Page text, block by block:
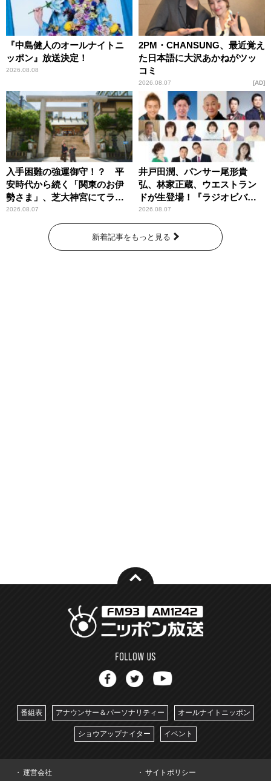
『中島健人のオールナイトニ
ッポン』放送決定！
2026.08.08
2PM・CHANSUNG、最近覚え
た日本語に大沢あかねがツッ
コミ
2026.08.07 AD
入手困難の強運御守！？ 平
安時代から続く「関東のお伊
勢さま」、芝大神宮にてラン
パンプスが合格祈願！
2026.08.07
井戸田潤、パンサー尾形貴
弘、林家正蔵、ウエストラン
ドが生登場！『ラジオビバリ
ー昼ズ』
2026.08.07
新着記事をもっと見る
番組表 アナウンサー＆パーソナリティー オールナイトニッポン
ショウアップナイター イベント
運営会社
サイトポリシー